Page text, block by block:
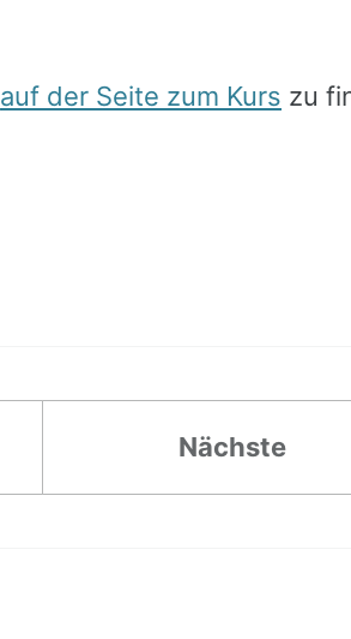
auf der Seite zum Kurs zu
Nächste